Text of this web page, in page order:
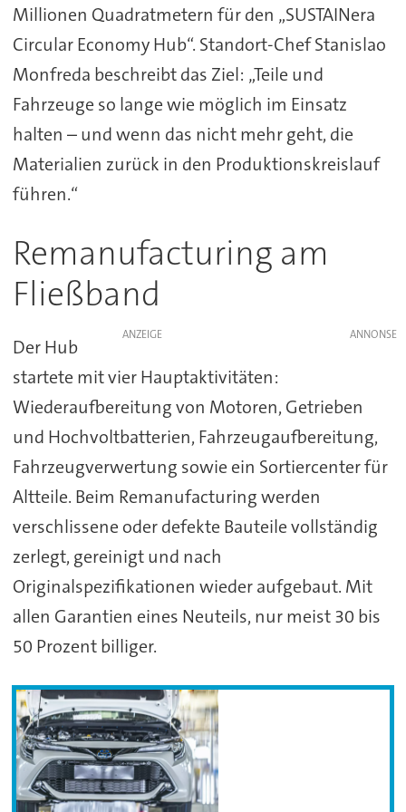
Millionen Quadratmetern für den „SUSTAINera
Circular Economy Hub“. Standort-Chef Stanislao
Monfreda beschreibt das Ziel: „Teile und
Fahrzeuge so lange wie möglich im Einsatz
halten – und wenn das nicht mehr geht, die
Materialien zurück in den Produktionskreislauf
führen.“
Remanufacturing am
Fließband
ANZEIGE
Der Hub
startete mit vier Hauptaktivitäten:
Wiederaufbereitung von Motoren, Getrieben
und Hochvoltbatterien, Fahrzeugaufbereitung,
Fahrzeugverwertung sowie ein Sortiercenter für
Altteile. Beim Remanufacturing werden
verschlissene oder defekte Bauteile vollständig
zerlegt, gereinigt und nach
Originalspezifikationen wieder aufgebaut. Mit
allen Garantien eines Neuteils, nur meist 30 bis
50 Prozent billiger.